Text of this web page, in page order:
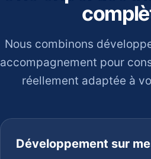
Nous combinons
accompagnement pour
réellement adaptée à
Développement sur